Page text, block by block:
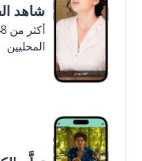
شاهد
المحليين